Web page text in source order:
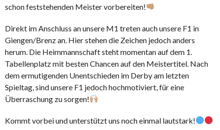
schon feststehenden Meister vorbereiten!
Direkt im Anschluss an unsere M1 treten auch unsere F1 in
Giengen/Brenz an. Hier stehen die Zeichen jedoch anders
herum. Die Heimmannschaft steht momentan auf dem 1.
Tabellenplatz mit besten Chancen auf den Meistertitel. Nach
dem ermutigenden Unentschieden im Derby am letzten
Spieltag, sind unsere F1 jedoch hochmotiviert, für eine
Überraschung zu sorgen!
Kommt vorbei und unterstützt uns noch einmal lautstark!